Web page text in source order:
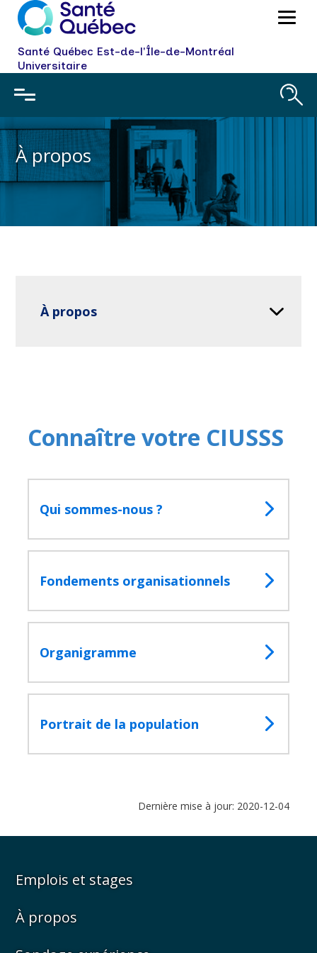
Santé Québec Est-de-l'Île-de-Montréal
Universitaire
Fermer
la
Rechercher
la
À propos
À propos
Connaître votre CIUSSS
Qui sommes-nous ?
Fondements organisationnels
Organigramme
Portrait de la population
Dernière mise à jour: 2020-12-04
Emplois et stages
À propos